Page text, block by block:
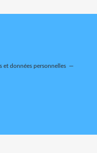
et données personnelles